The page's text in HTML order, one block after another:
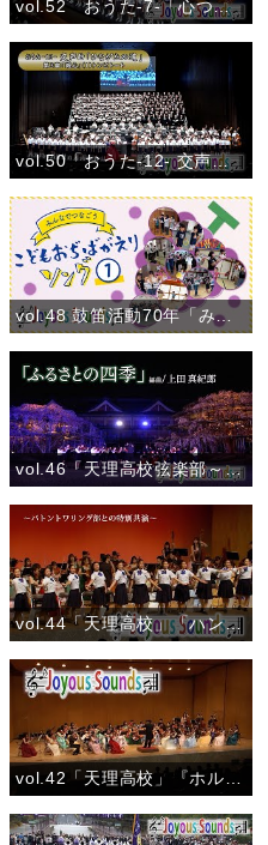
vol.52 おうた-7-「心つくしたものだね」おうた演奏会大阪公演
vol.50「おうた-12- 交声曲「ひながたの道」第3章「親心」(Ⅰ)トンビトート」おうた演奏会大阪公演
vol.48 鼓笛活動70年「みんなでつなごう〝こどもおぢばがえりソング♪〟①」(2024)
vol.46「天理高校弦楽部～しだれ桜ライトアップ」『ふるさとの四季』
vol.44「天理高校」「ハンガリー舞曲 第5番 ～バトントワリング部との特別共演～」